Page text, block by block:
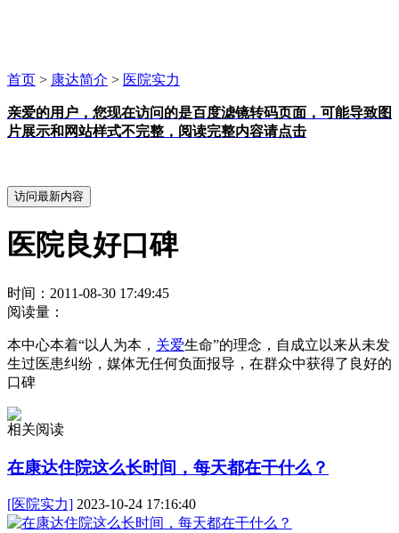
首页 > 康达简介 > 医院实力
亲爱的用户，您现在访问的是百度滤镜转码页面，可能导致图
片展示和网站样式不完整，阅读完整内容请点击
医院良好口碑
时间：2011-08-30 17:49:45
阅读量：
本中心本着“以人为本， 关爱生命”的理念，自成立以来从未发
生过医患纠纷，媒体无任何负面报导，在群众中获得了良好的
口碑
相关阅读
在康达住院这么长时间，每天都在干什么？
[医院实力] 2023-10-24 17:16:40